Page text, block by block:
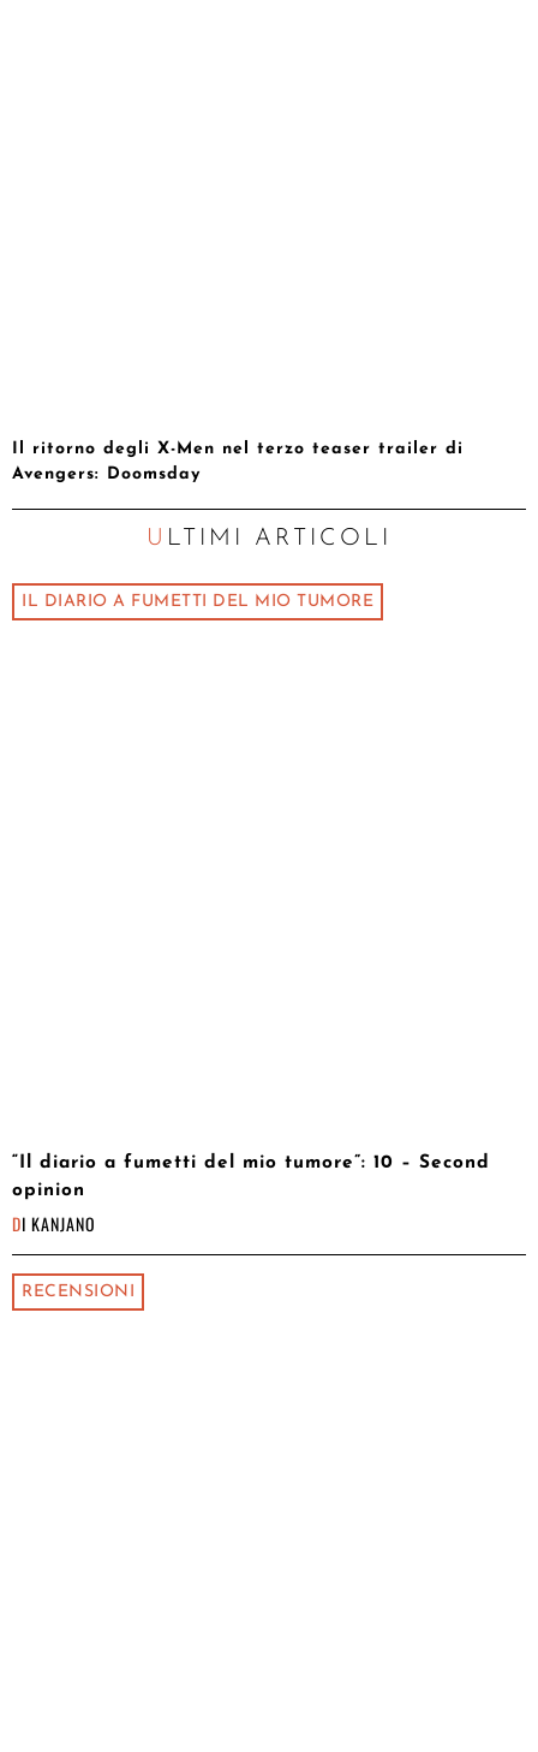
Il ritorno degli X-Men nel terzo teaser trailer di
Avengers: Doomsday
ULTIMI ARTICOLI
IL DIARIO A FUMETTI DEL MIO TUMORE
“Il diario a fumetti del mio tumore”: 10 – Second
opinion
DI KANJANO
RECENSIONI